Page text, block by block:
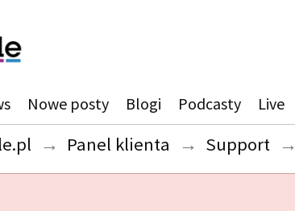
Nowe posty Blogi Podcasty Live
→ Panel klienta → Support →